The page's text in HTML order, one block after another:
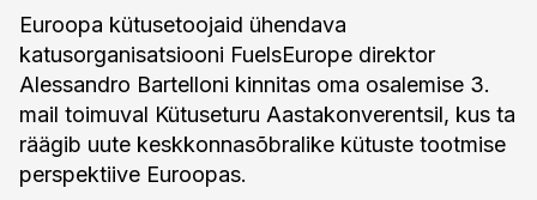
Euroopa kütusetoojaid ühendava
katusorganisatsiooni FuelsEurope direktor
Alessandro Bartelloni kinnitas oma osalemise 3.
mail toimuval Kütuseturu Aastakonverentsil, kus ta
räägib uute keskkonnasõbralike kütuste tootmise
perspektiive Euroopas.